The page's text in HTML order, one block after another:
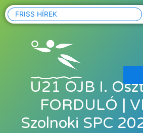
FRISS HÍREK
U21 OJB I.
FORDULÓ |
Szolnoki SPC